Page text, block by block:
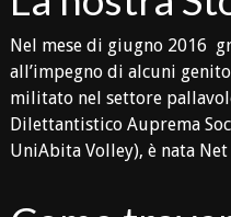
Nel mese di giugno 2016
all’impegno di alcuni
militato nel settore
Dilettantistico Auprema
UniAbita Volley), è nata